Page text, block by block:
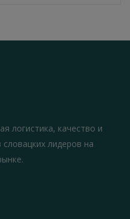
логистика, качество и
лидеров на